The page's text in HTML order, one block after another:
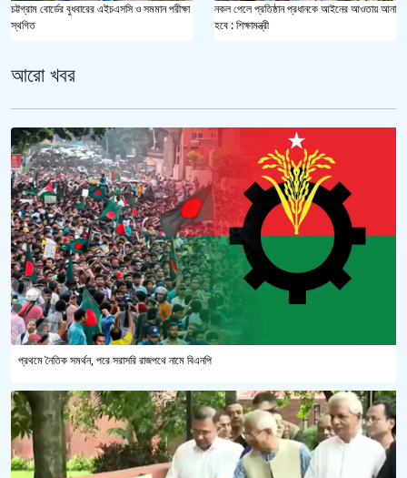
চট্টগ্রাম বোর্ডের বুধবারের এইচএসসি ও সমমান পরীক্ষা
স্থগিত
নকল পেলে প্রতিষ্ঠান প্রধানকে আইনের আওতায় আনা
হবে : শিক্ষামন্ত্রী
আরো খবর
প্রথমে নৈতিক সমর্থন, পরে সরাসরি রাজপথে নামে বিএনপি